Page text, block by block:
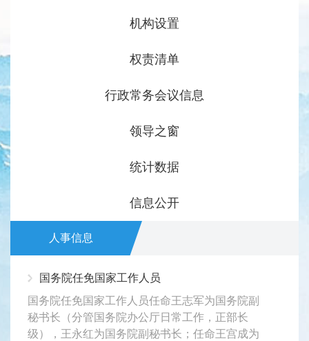
机构设置
权责清单
行政常务会议信息
领导之窗
统计数据
信息公开
人事信息
国务院任免国家工作人员
国务院任免国家工作人员任命王志军为国务院副
秘书长（分管国务院办公厅日常工作，正部长
级），王永红为国务院副秘书长；任命王宫成为